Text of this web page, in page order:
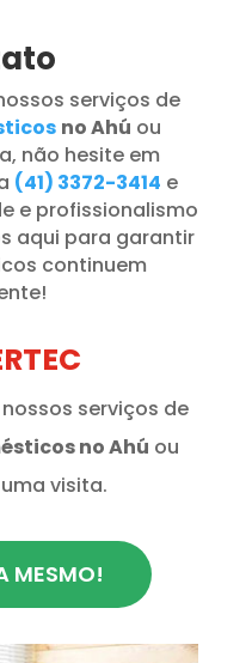
serviços de
no Ahú ou
não hesite em
(41) 3372-3414 e
e profissionalismo
aqui para garantir
continuem
serviços de
no Ahú ou
visita.
MESMO!